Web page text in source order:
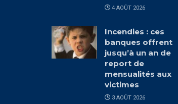
4 AOÛT 2026
Incendies : ces
banques offrent
jusqu’à un an de
report de
mensualités aux
victimes
3 AOÛT 2026